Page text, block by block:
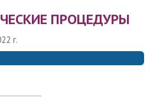
ПРОЦЕДУРЫ
г.